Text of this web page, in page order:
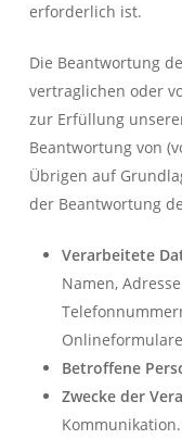
erforderlich ist.
Die Beantwortung
vertraglichen oder
zur Erfüllung
Beantwortung von
Übrigen auf
der Beantwortung
Verarbeitete
Namen,
Betroffene
Zwecke der
Kommunikation.